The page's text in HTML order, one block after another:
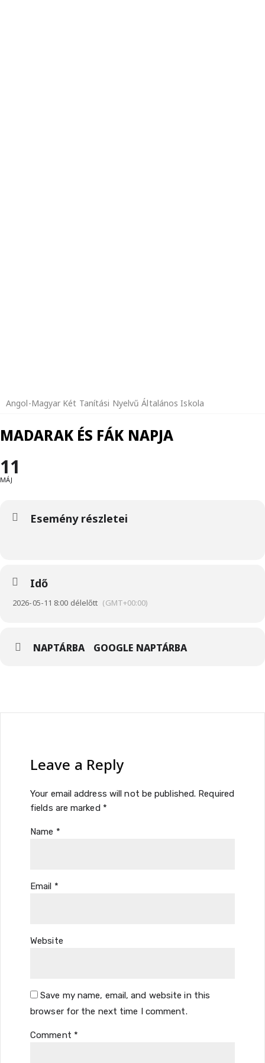
Angol-Magyar Két Tanítási Nyelvű Általános Iskola
MADARAK ÉS FÁK NAPJA
11
MÁJ
Esemény részletei
Idő
2026-05-11 8:00 délelőtt (GMT+00:00)
NAPTÁRBA GOOGLE NAPTÁRBA
Leave a Reply
Your email address will not be published. Required
fields are marked *
Name *
Email *
Website
Save my name, email, and website in this
browser for the next time I comment.
Comment *